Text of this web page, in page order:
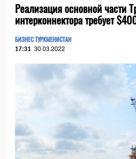
Реализация основной части
интерконнектора требует
БИЗНЕС ТУРКМЕНИСТАН
17:31 30.03.2022